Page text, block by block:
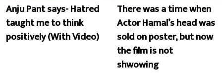
Anju Pant says- Hatred
taught me to think
positively (With Video)
There was a time when
Actor Hamal’s head was
sold on poster, but now
the film is not
shwowing